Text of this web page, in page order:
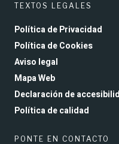
TEXTOS LEGALES
Política de Privacidad
Política de Cookies
Aviso legal
Mapa Web
Declaración de
Política de calidad
PONTE EN CONTACTO